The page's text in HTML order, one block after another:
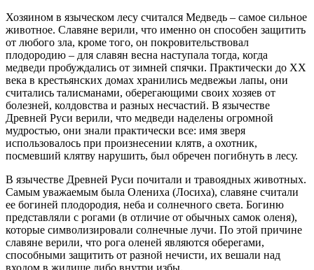
Хозяином в языческом лесу считался Медведь – самое сильное
животное. Славяне верили, что именно он способен защитить
от любого зла, кроме того, он покровительствовал
плодородию – для славян весна наступала тогда, когда
медведи пробуждались от зимней спячки. Практически до XX
века в крестьянских домах хранились медвежьи лапы, они
считались талисманами, оберегающими своих хозяев от
болезней, колдовства и разных несчастий. В язычестве
Древней Руси верили, что медведи наделены огромной
мудростью, они знали практически все: имя зверя
использовалось при произнесении клятв, а охотник,
посмевший клятву нарушить, был обречен погибнуть в лесу.
В язычестве Древней Руси почитали и травоядных животных.
Самым уважаемым была Олениха (Лосиха), славяне считали
ее богиней плодородия, неба и солнечного света. Богиню
представляли с рогами (в отличие от обычных самок оленя),
которые символизировали солнечные лучи. По этой причине
славяне верили, что рога оленей являются оберегами,
способными защитить от разной нечисти, их вешали над
входом в жилище либо внутри избы.